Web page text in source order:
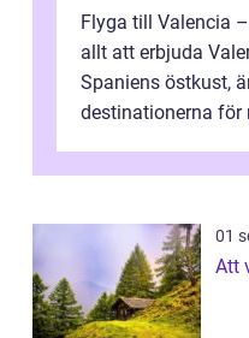
Flyga till Valencia
allt att erbjuda
Spaniens östkust,
destinationerna för
01
Att